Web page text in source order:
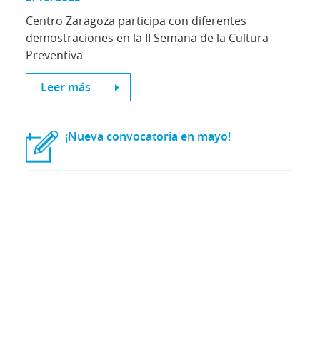
Centro Zaragoza participa con diferentes
demostraciones en la II Semana de la Cultura
Preventiva
Leer más
¡Nueva convocatoria en mayo!